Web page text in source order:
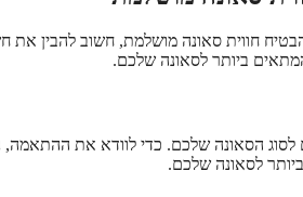
חווית סאונה מושלמת, חשוב להבין
ביותר לסאונה שלכם.
הסאונה שלכם. כדי לוודא את ההתאמה,
לסאונה שלכם.